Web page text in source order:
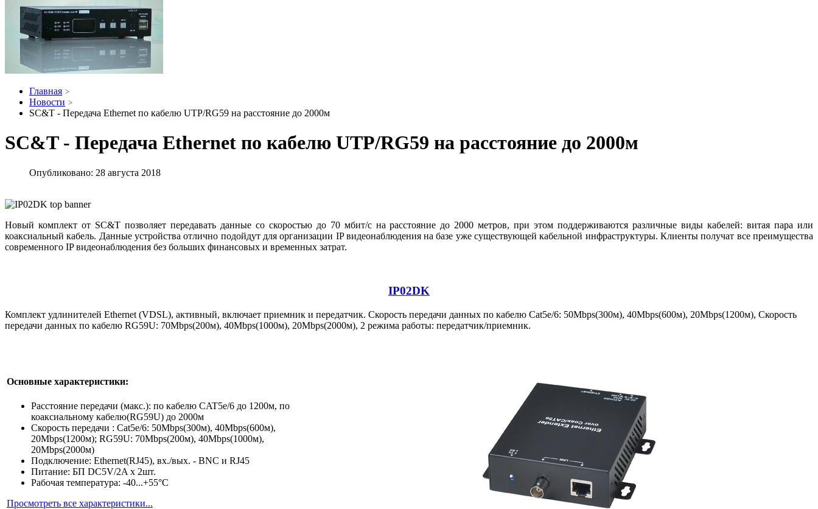
Главная
Новости
SC&T - Передача Ethernet по кабелю UTP/RG59 на расстояние до 2000м
SC&T - Передача Ethernet по кабелю UTP/RG59 на расстояние до 2000м
Опубликовано: 28 августа 2018
Новый комплект от SC&T позволяет передавать данные со скоростью до 70 мбит/с на расстояние до 2000 метров, при этом поддерживаются различные виды кабелей: витая пара или
коаксиальный кабель. Данные устройства отлично подойдут для организации IP видеонаблюдения на базе уже существующей кабельной инфраструктуры. Клиенты получат все преимущества
современного IP видеонаблюдения без больших финансовых и временных затрат.
IP02DK
Комплект удлинителей Ethernet (VDSL), активный, включает приемник и передатчик. Скорость передачи данных по кабелю Cat5e/6: 50Mbps(300м), 40Mbps(600м), 20Mbps(1200м), Скорость
передачи данных по кабелю RG59U: 70Mbps(200м), 40Mbps(1000м), 20Mbps(2000м), 2 режима работы: передатчик/приемник.
Основные характеристики:
Расстояние передачи (макс.): по кабелю CAT5e/6 до 1200м, по
коаксиальному кабелю(RG59U) до 2000м
Скорость передачи : Cat5e/6: 50Mbps(300м), 40Mbps(600м),
20Mbps(1200м); RG59U: 70Mbps(200м), 40Mbps(1000м),
20Mbps(2000м)
Подключение: Ethernet(RJ45), вх./вых. - BNC и RJ45
Питание: БП DC5V/2A x 2шт.
Рабочая температура: -40...+55°С
Просмотреть все характеристики...